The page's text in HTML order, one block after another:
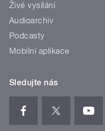
Živé vysílání
Audioarchiv
Podcasty
Mobilní aplikace
Sledujte nás